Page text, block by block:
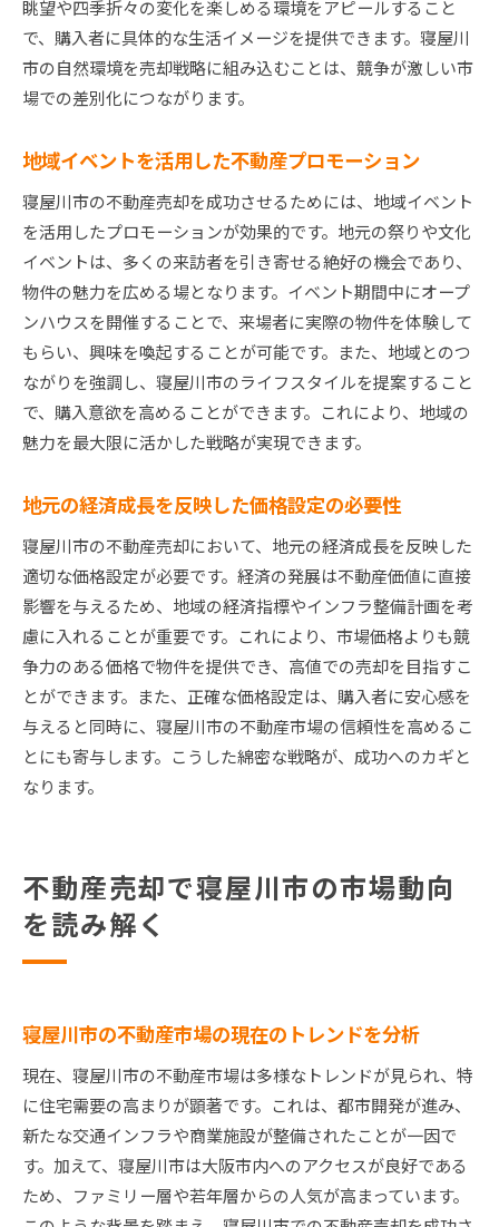
眺望や四季折々の変化を楽しめる環境をアピールすること
で、購入者に具体的な生活イメージを提供できます。寝屋川
市の自然環境を売却戦略に組み込むことは、競争が激しい市
場での差別化につながります。
地域イベントを活用した不動産プロモーション
寝屋川市の不動産売却を成功させるためには、地域イベント
を活用したプロモーションが効果的です。地元の祭りや文化
イベントは、多くの来訪者を引き寄せる絶好の機会であり、
物件の魅力を広める場となります。イベント期間中にオープ
ンハウスを開催することで、来場者に実際の物件を体験して
もらい、興味を喚起することが可能です。また、地域とのつ
ながりを強調し、寝屋川市のライフスタイルを提案すること
で、購入意欲を高めることができます。これにより、地域の
魅力を最大限に活かした戦略が実現できます。
地元の経済成長を反映した価格設定の必要性
寝屋川市の不動産売却において、地元の経済成長を反映した
適切な価格設定が必要です。経済の発展は不動産価値に直接
影響を与えるため、地域の経済指標やインフラ整備計画を考
慮に入れることが重要です。これにより、市場価格よりも競
争力のある価格で物件を提供でき、高値での売却を目指すこ
とができます。また、正確な価格設定は、購入者に安心感を
与えると同時に、寝屋川市の不動産市場の信頼性を高めるこ
とにも寄与します。こうした綿密な戦略が、成功へのカギと
なります。
不動産売却で寝屋川市の市場動向
を読み解く
寝屋川市の不動産市場の現在のトレンドを分析
現在、寝屋川市の不動産市場は多様なトレンドが見られ、特
に住宅需要の高まりが顕著です。これは、都市開発が進み、
新たな交通インフラや商業施設が整備されたことが一因で
す。加えて、寝屋川市は大阪市内へのアクセスが良好である
ため、ファミリー層や若年層からの人気が高まっています。